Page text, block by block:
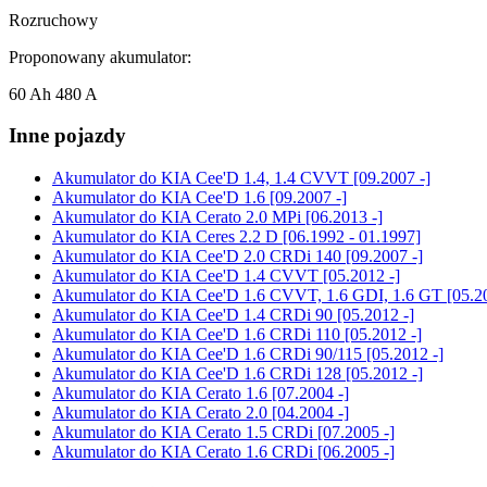
Rozruchowy
Proponowany akumulator:
60 Ah 480 A
Inne pojazdy
Akumulator do KIA Cee'D 1.4, 1.4 CVVT [09.2007 -]
Akumulator do KIA Cee'D 1.6 [09.2007 -]
Akumulator do KIA Cerato 2.0 MPi [06.2013 -]
Akumulator do KIA Ceres 2.2 D [06.1992 - 01.1997]
Akumulator do KIA Cee'D 2.0 CRDi 140 [09.2007 -]
Akumulator do KIA Cee'D 1.4 CVVT [05.2012 -]
Akumulator do KIA Cee'D 1.6 CVVT, 1.6 GDI, 1.6 GT
Akumulator do KIA Cee'D 1.4 CRDi 90 [05.2012 -]
Akumulator do KIA Cee'D 1.6 CRDi 110 [05.2012 -]
Akumulator do KIA Cee'D 1.6 CRDi 90/115 [05.2012 -]
Akumulator do KIA Cee'D 1.6 CRDi 128 [05.2012 -]
Akumulator do KIA Cerato 1.6 [07.2004 -]
Akumulator do KIA Cerato 2.0 [04.2004 -]
Akumulator do KIA Cerato 1.5 CRDi [07.2005 -]
Akumulator do KIA Cerato 1.6 CRDi [06.2005 -]